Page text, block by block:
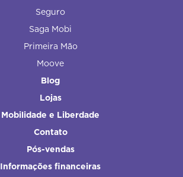
Seguro
Saga Mobi
Primeira Mão
Moove
Blog
Lojas
Mobilidade e Liberdade
Contato
Pós-vendas
Informações financeiras